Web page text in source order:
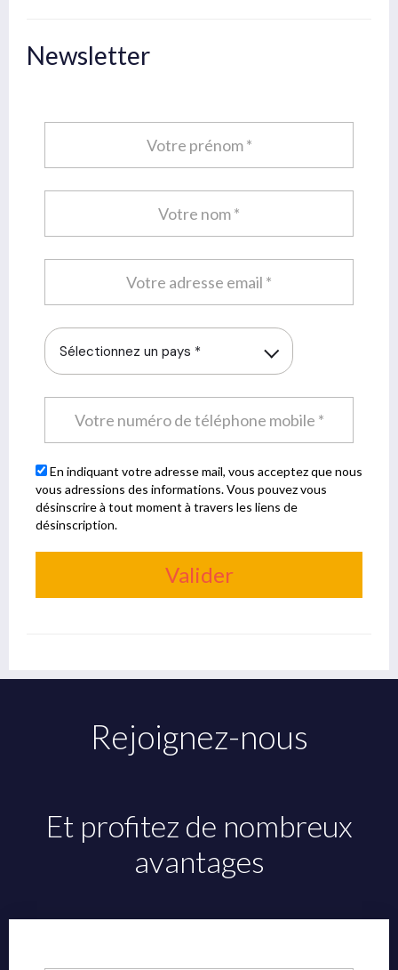
Newsletter
Sélectionnez un pays *
En indiquant votre adresse mail, vous acceptez que nous
vous adressions des informations. Vous pouvez vous
désinscrire à tout moment à travers les liens de
désinscription.
Valider
Rejoignez-nous
Et profitez de nombreux
avantages